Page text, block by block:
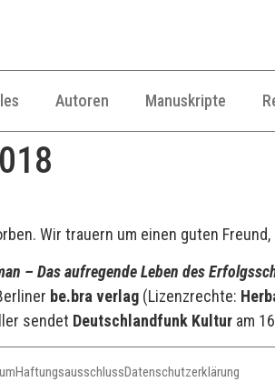
Autoren Manuskripte
Wir trauern um einen guten
– Das aufregende Leben des
be.bra verlag (Lizenzrechte:
sendet Deutschlandfunk Kultur am
HaftungsausschlussDatenschutzerklärung